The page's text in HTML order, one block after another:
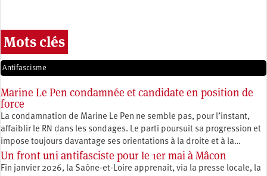
Mots clés
Antifascisme
Marine Le Pen condamnée et candidate en position de
force
La condamnation de Marine Le Pen ne semble pas, pour l’instant,
affaiblir le RN dans les sondages. Le parti poursuit sa progression et
impose toujours davantage ses orientations à la droite et à la…
Un front uni antifasciste pour le 1er mai à Mâcon
Fin janvier 2026, la Saône-et-Loire apprenait, via la presse locale, la